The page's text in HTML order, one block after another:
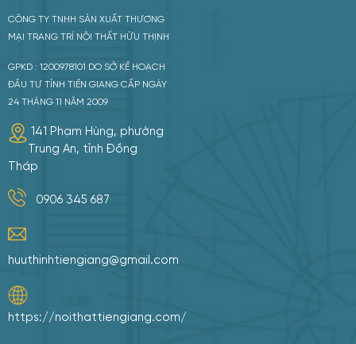
CÔNG TY TNHH SẢN XUẤT THƯƠNG
MẠI TRANG TRÍ NỘI THẤT HỮU THỊNH
GPKD : 1200978101 DO SỞ KẾ HOẠCH
ĐẦU TƯ TỈNH TIỀN GIANG CẤP NGÀY
24 THÁNG 11 NĂM 2009
141 Phạm Hùng, phường
Trung An, tỉnh Đồng
Tháp
0906 345 687
huuthinhtiengiang@gmail.com
https://noithattiengiang.com/